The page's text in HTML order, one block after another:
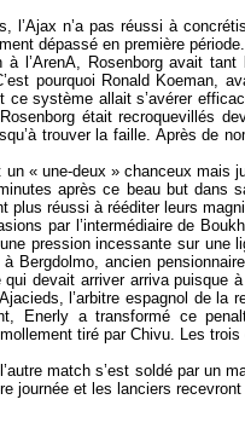
l’Ajax n’a pas réussi à
dépassé en première période.
à l’ArenA, Rosenborg avait
pourquoi Ronald Koeman,
système allait s’avérer
était recroquevillés
trouver la faille. Après de
« une-deux » chanceux mais
après ce beau but
plus réussi à rééditer leurs
par l’intermédiaire de
pression incessante sur
Bergdolmo, ancien
devait arriver arriva puisque
l’arbitre espagnol de
Enerly a transformé ce
tiré par Chivu. Les
match s’est soldé par un
journée et les lanciers recevront